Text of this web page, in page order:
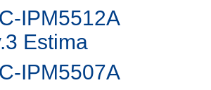
IPM5512A
Estima
IPM5507A